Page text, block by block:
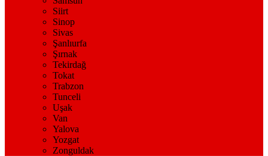
Siirt
Sinop
Sivas
Şanlıurfa
Şırnak
Tekirdağ
Tokat
Trabzon
Tunceli
Uşak
Van
Yalova
Yozgat
Zonguldak